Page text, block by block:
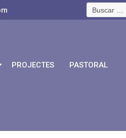
PROJECTES PASTORAL